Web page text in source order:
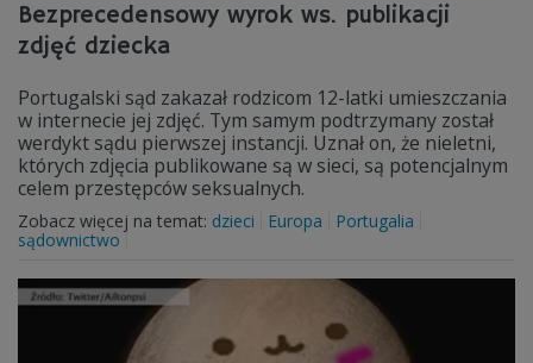
Bezprecedensowy wyrok ws. publikacji
zdjęć dziecka
Portugalski sąd zakazał rodzicom 12-latki umieszczania
w internecie jej zdjęć. Tym samym podtrzymany został
werdykt sądu pierwszej instancji. Uznał on, że nieletni,
których zdjęcia publikowane są w sieci, są potencjalnym
celem przestępców seksualnych.
Zobacz więcej na temat: dzieci Europa
Portugalia
sądownictwo